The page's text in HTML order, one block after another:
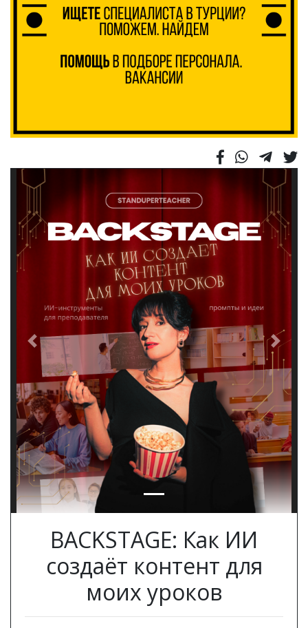
Previous Next
BACKSTAGE: Как ИИ
создаёт контент для
моих уроков